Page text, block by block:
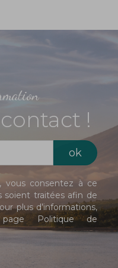
!
vous consentez à ce
soient traitées afin de
plus d’informations,
page Politique de